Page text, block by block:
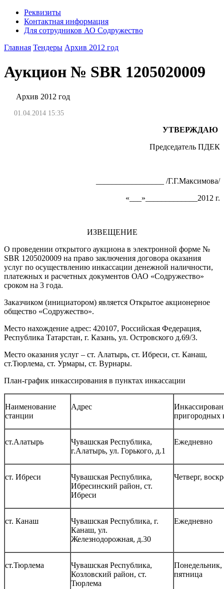
Реквизиты
Контактная информация
Для сотрудников АО Содружество
Главная Тендеры Архив 2012 год
Аукцион № SBR 1205020009
Архив 2012 год
01.04.2014 15:35
УТВЕРЖДАЮ
Председатель ПДЕК
_________________ /Г.Г.Максимова/
«___»_____________2012 г.
ИЗВЕЩЕНИЕ
О проведении открытого аукциона в электронной форме №
SBR 1205020009 на право заключения договора оказания
услуг по осуществлению инкассации денежной наличности,
платежных и расчетных документов ОАО «Содружество»
сроком на 3 года.
Заказчиком (инициатором) является Открытое акционерное
общество «Содружество».
Место нахождение адрес: 420107, Российская Федерация,
Республика Татарстан, г. Казань, ул. Островского д.69/3.
Место оказания услуг – ст. Алатырь, ст. Ибреси, ст. Канаш,
ст.Тюрлема, ст. Урмары, ст. Вурнары.
План-график инкассирования в пунктах инкассации
Наименование
станции
Адрес
пригородных
ст.Алатырь
Чувашская Республика,
г.Алатырь, ул. Горького, д.1
Ежедневно
ст. Ибреси
Чувашская Республика,
Ибресинский район, ст.
Ибреси
Четверг,
ст. Канаш
Чувашская Республика, г.
Канаш, ул.
Железнодорожная, д.30
Ежедневно
ст.Тюрлема
Чувашская Республика,
Козловский район, ст.
Тюрлема
Понедельник,
пятница